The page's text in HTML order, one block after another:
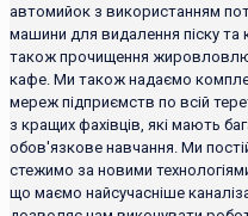
автомийок з використанням
машини для видалення піску та
також прочищення
кафе. Ми також надаємо
мереж підприємств по всій
з кращих фахівців, які мають
обов'язкове навчання. Ми
стежимо за новими
що маємо найсучасніше